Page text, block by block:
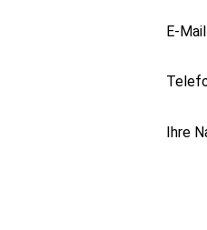
E-
Ihre